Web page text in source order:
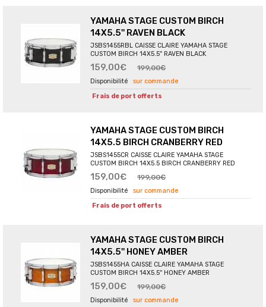
YAMAHA STAGE CUSTOM BIRCH
14X5.5'' RAVEN BLACK
JSBS1455RBL CAISSE CLAIRE YAMAHA STAGE
CUSTOM BIRCH 14X5.5'' RAVEN BLACK
159,00€ 199,00€
sur commande
Frais de port offerts
YAMAHA STAGE CUSTOM BIRCH
14X5.5 BIRCH CRANBERRY RED
JSBS1455CR CAISSE CLAIRE YAMAHA STAGE
CUSTOM BIRCH 14X5.5 BIRCH CRANBERRY RED
159,00€ 199,00€
sur commande
Frais de port offerts
YAMAHA STAGE CUSTOM BIRCH
14X5.5'' HONEY AMBER
JSBS1455HA CAISSE CLAIRE YAMAHA STAGE
CUSTOM BIRCH 14X5.5'' HONEY AMBER
159,00€ 199,00€
sur commande